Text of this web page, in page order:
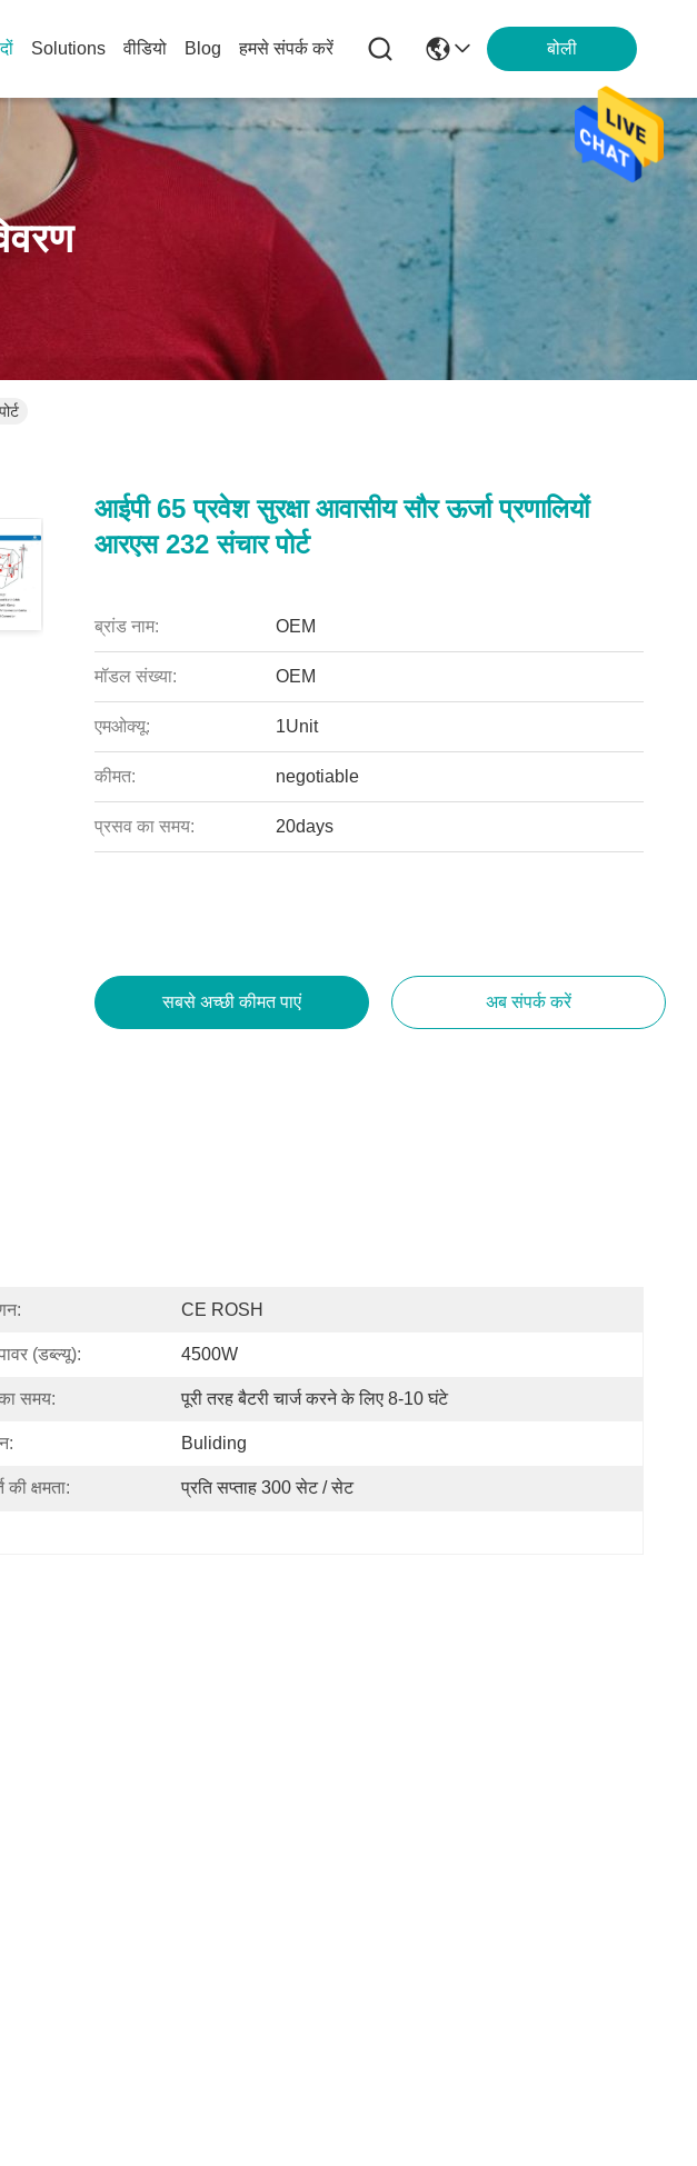
Solutions वीडियो Blog हमसे संपर्क करें बोली
आईपी ​​65 प्रवेश सुरक्षा आवासीय सौर ऊर्जा प्रणालियों
आरएस 232 संचार पोर्ट
ब्रांड नाम: OEM
मॉडल संख्या: OEM
एमओक्यू: 1Unit
कीमत: negotiable
प्रसव का समय: 20days
सबसे अच्छी कीमत पाएं अब संपर्क करें
CE ROSH
(डब्ल्यू): 4500W
का समय: पूरी तरह बैटरी चार्ज करने के लिए 8-10 घंटे
Buliding
की क्षमता: प्रति सप्ताह 300 सेट / सेट